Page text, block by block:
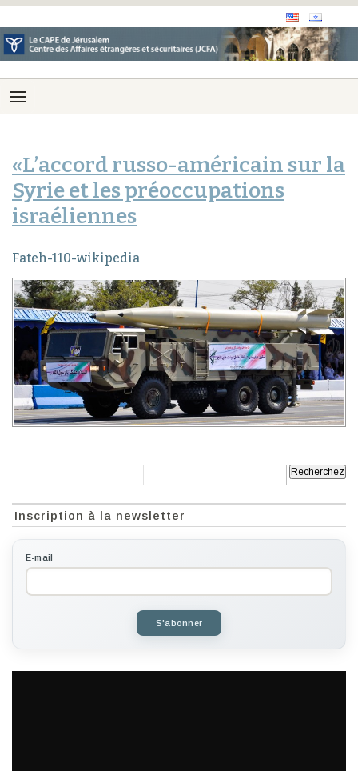
«L’accord russo-américain sur la
Syrie et les préoccupations
israéliennes
Fateh-110-wikipedia
Recherche:
Inscription à la newsletter
E-mail
S'abonner